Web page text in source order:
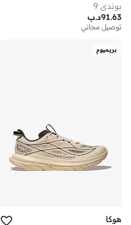
بوندي 9
د.ب91.63
توصيل مجاني
بريميوم
هوكا